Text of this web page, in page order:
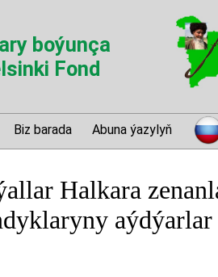
boýunça
Fond
Biz barada Abuna ýazylyň
Halkara
aýdýarlar